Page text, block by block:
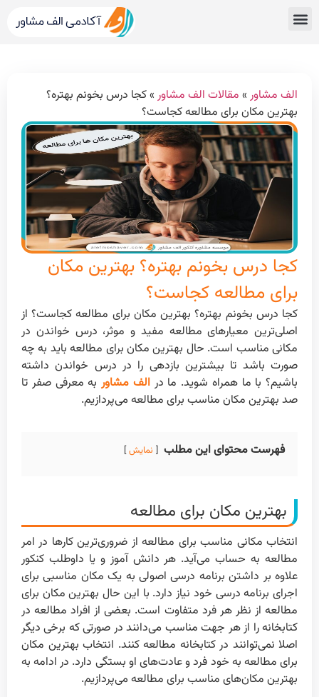
الف مشاور » مقالات الف مشاور »کجا درس بخونم بهتره؟
بهترین مکان برای مطالعه کجاست؟
کجا درس بخونم بهتره؟ بهترین مکان
برای مطالعه کجاست؟
کجا درس بخونم بهتره؟ بهترین مکان برای مطالعه کجاست؟ از
اصلی‌ترین معیارهای مطالعه مفید و موثر، درس خواندن در
مکانی مناسب است. حال بهترین مکان برای مطالعه باید به چه
صورت باشد تا بیشترین بازدهی را در درس خواندن داشته
باشیم؟ با ما همراه شوید. ما درالف مشاور به معرفی صفر تا
صد بهترین مکان مناسب برای مطالعه می‌پردازیم.
فهرست محتوای این مطلب نمایش
بهترین مکان برای مطالعه
انتخاب مکانی مناسب برای مطالعه از ضروری‌ترین کارها در امر
مطالعه به حساب می‌آید. هر دانش آموز و یا داوطلب کنکور
علاوه بر داشتن برنامه درسی اصولی به یک مکان مناسبی برای
اجرای برنامه درسی خود نیاز دارد. با این حال بهترین مکان برای
مطالعه از نظر هر فرد متفاوت است. بعضی از افراد مطالعه در
کتابخانه را از هر جهت مناسب می‌دانند در صورتی که برخی دیگر
اصلا نمی‌توانند در کتابخانه مطالعه کنند. انتخاب بهترین مکان
برای مطالعه به خود فرد و عادت‌های او بستگی دارد. در ادامه به
بهترین مکان‌های مناسب برای مطالعه می‌پردازیم.